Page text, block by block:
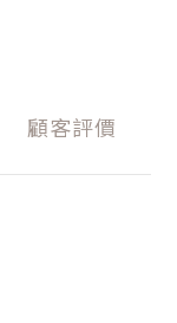
顧客評價